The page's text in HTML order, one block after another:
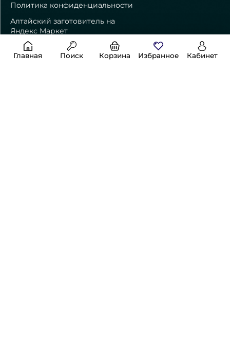
Политика конфиденциальности
Алтайский заготовитель на
Яндекс Маркет
Главная Поиск Корзина Избранное Кабинет